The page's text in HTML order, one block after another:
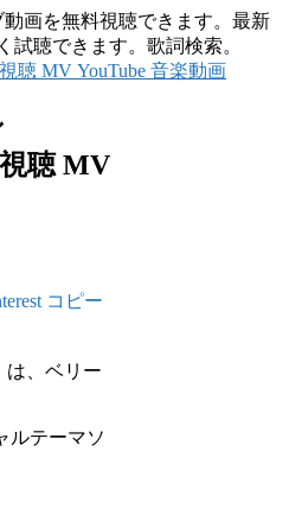
画を無料視聴できます。最新
試聴できます。歌詞検索。
聴 MV
コピー
は、ベリー
ルテーマソ